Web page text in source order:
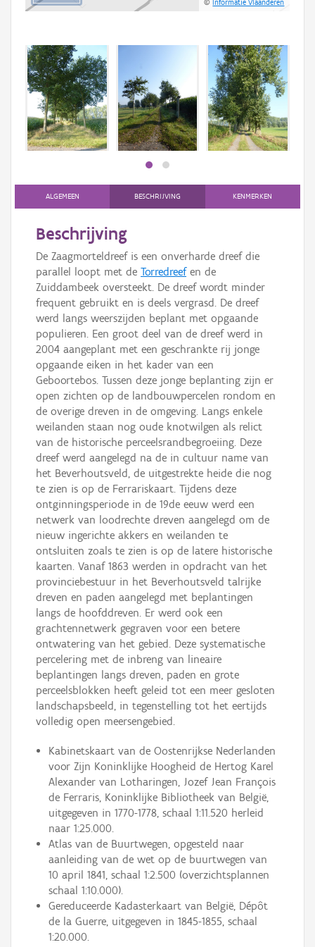
©Informatie Vlaanderen
ALGEMEEN BESCHRIJVING KENMERKEN
Beschrijving
De Zaagmorteldreef is een onverharde dreef die
parallel loopt met de Torredreefen de
Zuiddambeek oversteekt. De dreef wordt minder
frequent gebruikt en is deels vergrasd. De dreef
werd langs weerszijden beplant met opgaande
populieren. Een groot deel van de dreef werd in
2004 aangeplant met een geschrankte rij jonge
opgaande eiken in het kader van een
Geboortebos. Tussen deze jonge beplanting zijn er
open zichten op de landbouwpercelen rondom en
de overige dreven in de omgeving. Langs enkele
weilanden staan nog oude knotwilgen als relict
van de historische perceelsrandbegroeiing. Deze
dreef werd aangelegd na de in cultuur name van
het Beverhoutsveld, de uitgestrekte heide die nog
te zien is op de Ferrariskaart. Tijdens deze
ontginningsperiode in de 19de eeuw werd een
netwerk van loodrechte dreven aangelegd om de
nieuw ingerichte akkers en weilanden te
ontsluiten zoals te zien is op de latere historische
kaarten. Vanaf 1863 werden in opdracht van het
provinciebestuur in het Beverhoutsveld talrijke
dreven en paden aangelegd met beplantingen
langs de hoofddreven. Er werd ook een
grachtennetwerk gegraven voor een betere
ontwatering van het gebied. Deze systematische
percelering met de inbreng van lineaire
beplantingen langs dreven, paden en grote
perceelsblokken heeft geleid tot een meer gesloten
landschapsbeeld, in tegenstelling tot het eertijds
volledig open meersengebied.
Kabinetskaart van de Oostenrijkse Nederlanden
voor Zijn Koninklijke Hoogheid de Hertog Karel
Alexander van Lotharingen, Jozef Jean François
de Ferraris, Koninklijke Bibliotheek van België,
uitgegeven in 1770-1778, schaal 1:11.520 herleid
naar 1:25.000.
Atlas van de Buurtwegen, opgesteld naar
aanleiding van de wet op de buurtwegen van
10 april 1841, schaal 1:2.500 (overzichtsplannen
schaal 1:10.000).
Gereduceerde Kadasterkaart van België, Dépôt
de la Guerre, uitgegeven in 1845-1855, schaal
1:20.000.